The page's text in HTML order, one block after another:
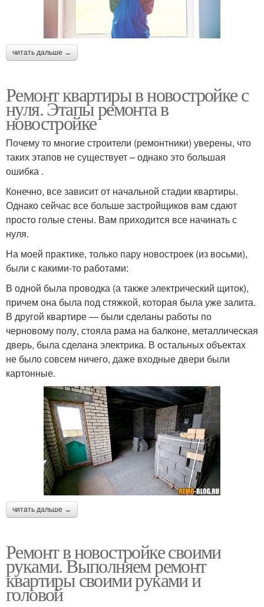
читать дальше →
Ремонт квартиры в новостройке с
нуля. Этапы ремонта в
новостройке
Почему то многие строители (ремонтники) уверены, что
таких этапов не существует – однако это большая
ошибка .
Конечно, все зависит от начальной стадии квартиры.
Однако сейчас все больше застройщиков вам сдают
просто голые стены. Вам приходится все начинать с
нуля.
На моей практике, только пару новостроек (из восьми),
были с какими-то работами:
В одной была проводка (а также электрический щиток),
причем она была под стяжкой, которая была уже залита.
В другой квартире — были сделаны работы по
черновому полу, стояла рама на балконе, металлическая
дверь, была сделана электрика. В остальных объектах
не было совсем ничего, даже входные двери были
картонные.
читать дальше →
Ремонт в новостройке своими
руками. Выполняем ремонт
квартиры своими руками и
головой